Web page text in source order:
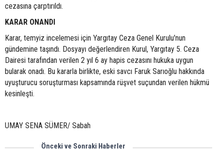
cezasına çarptırıldı.
KARAR ONANDI
Karar, temyiz incelemesi için Yargıtay Ceza Genel Kurulu'nun
gündemine taşındı. Dosyayı değerlendiren Kurul, Yargıtay 5. Ceza
Dairesi tarafından verilen 2 yıl 6 ay hapis cezasını hukuka uygun
bularak onadı. Bu kararla birlikte, eski savcı Faruk Sarıoğlu hakkında
uyuşturucu soruşturması kapsamında rüşvet suçundan verilen hükmü
kesinleşti.
UMAY SENA SÜMER/ Sabah
Önceki ve Sonraki Haberler